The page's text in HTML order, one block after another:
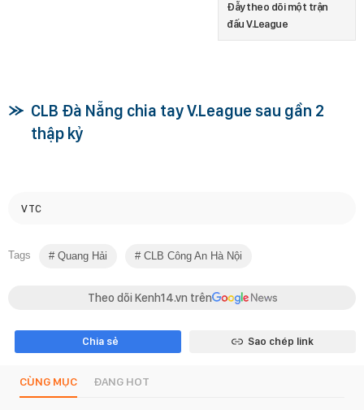
Đẫy theo dõi một trận
đấu V.League
CLB Đà Nẵng chia tay V.League sau gần 2
thập kỷ
VTC
Tags Quang Hải CLB Công An Hà Nội
Theo dõi Kenh14.vn trên
Chia sẻ Sao chép link
CÙNG MỤC ĐANG HOT